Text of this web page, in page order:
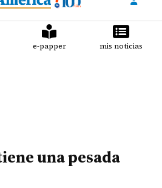
e-papper mis noticias
una pesada